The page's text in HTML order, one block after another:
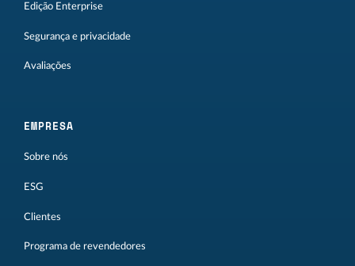
Edição Enterprise
Segurança e privacidade
Avaliações
EMPRESA
Sobre nós
ESG
Clientes
Programa de revendedores